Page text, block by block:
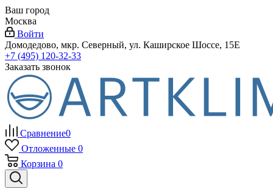
Ваш город
Москва
Войти
Домодедово, мкр. Северный, ул. Каширское Шоссе, 15Е
+7 (495) 120-32-33
Заказать звонок
Сравнение0
Отложенные 0
Корзина 0